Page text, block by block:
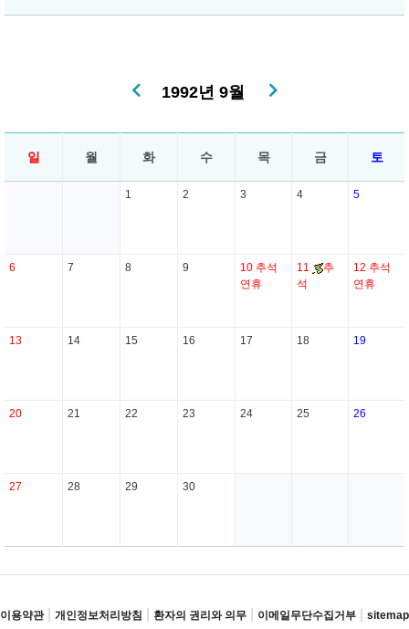
1992년 9월
일 월 화 수 목 금 토
1 2 3 4 5
6 7 8 9 10 추석
연휴
11
추
석
12 추석
연휴
13 14 15 16 17 18 19
20 21 22 23 24 25 26
27 28 29 30
이용약관 개인정보처리방침 환자의 권리와 의무 이메일무단수집거부 sitemap